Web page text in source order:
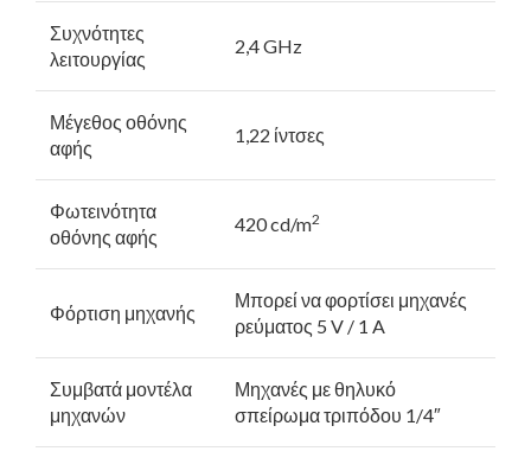
Συχνότητες
λειτουργίας
2,4 GHz
Μέγεθος οθόνης
αφής
1,22 ίντσες
Φωτεινότητα
οθόνης αφής
420 cd/m2
Φόρτιση μηχανής
Μπορεί να φορτίσει μηχανές
ρεύματος 5 V / 1 A
Συμβατά μοντέλα
μηχανών
Μηχανές με θηλυκό
σπείρωμα τριπόδου 1/4″